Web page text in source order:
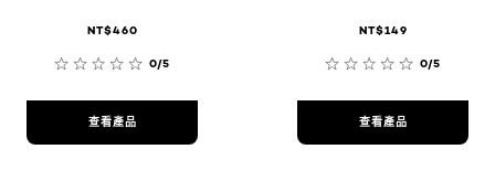
NT$460
0/5
查看產品
NT$149
0/5
查看產品